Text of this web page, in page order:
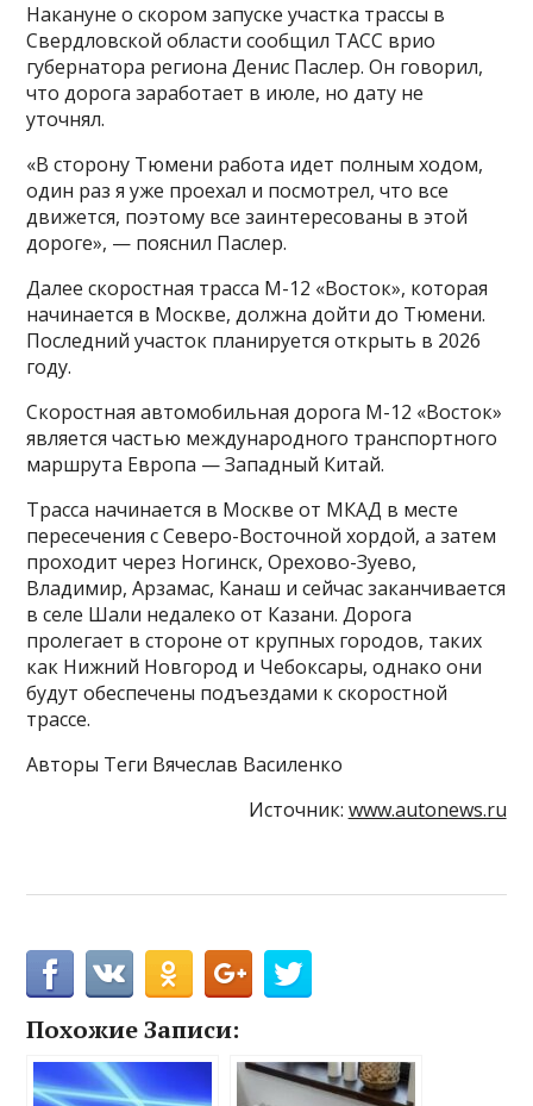
Накануне о скором запуске участка трассы в
Свердловской области сообщил ТАСС врио
губернатора региона Денис Паслер. Он говорил,
что дорога заработает в июле, но дату не
уточнял.
«В сторону Тюмени работа идет полным ходом,
один раз я уже проехал и посмотрел, что все
движется, поэтому все заинтересованы в этой
дороге», — пояснил Паслер.
Далее скоростная трасса М-12 «Восток», которая
начинается в Москве, должна дойти до Тюмени.
Последний участок планируется открыть в 2026
году.
Скоростная автомобильная дорога М-12 «Восток»
является частью международного транспортного
маршрута Европа — Западный Китай.
Трасса начинается в Москве от МКАД в месте
пересечения с Северо-Восточной хордой, а затем
проходит через Ногинск, Орехово-Зуево,
Владимир, Арзамас, Канаш и сейчас заканчивается
в селе Шали недалеко от Казани. Дорога
пролегает в стороне от крупных городов, таких
как Нижний Новгород и Чебоксары, однако они
будут обеспечены подъездами к скоростной
трассе.
Авторы Теги Вячеслав Василенко
Источник: www.autonews.ru
Похожие Записи: